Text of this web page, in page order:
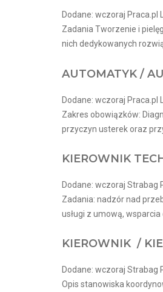
Dodane: wczoraj Praca.pl
Zadania Tworzenie i
nich dedykowanych
AUTOMATYK /
Dodane: wczoraj Praca.pl
Zakres obowiązków:
przyczyn usterek oraz
KIEROWNIK
Dodane: wczoraj Strabag
Zadania: nadzór nad
usługi z umową,
KIEROWNIK /
Dodane: wczoraj Strabag
Opis stanowiska